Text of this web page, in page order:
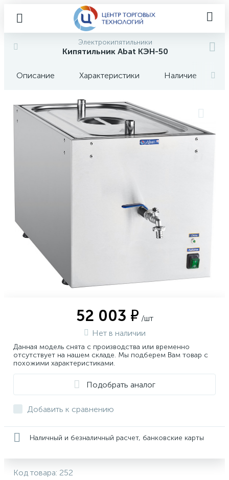
Электрокипятильники
Кипятильник Abat КЭН-50
Описание Характеристики Наличие
52 003 ₽ /шт
Нет в наличии
Данная модель снята с производства или временно
отсутствует на нашем складе. Мы подберем Вам товар с
похожими характеристиками.
Подобрать аналог
Добавить к сравнению
Наличный и безналичный расчет, банковские карты
Код товара: 252